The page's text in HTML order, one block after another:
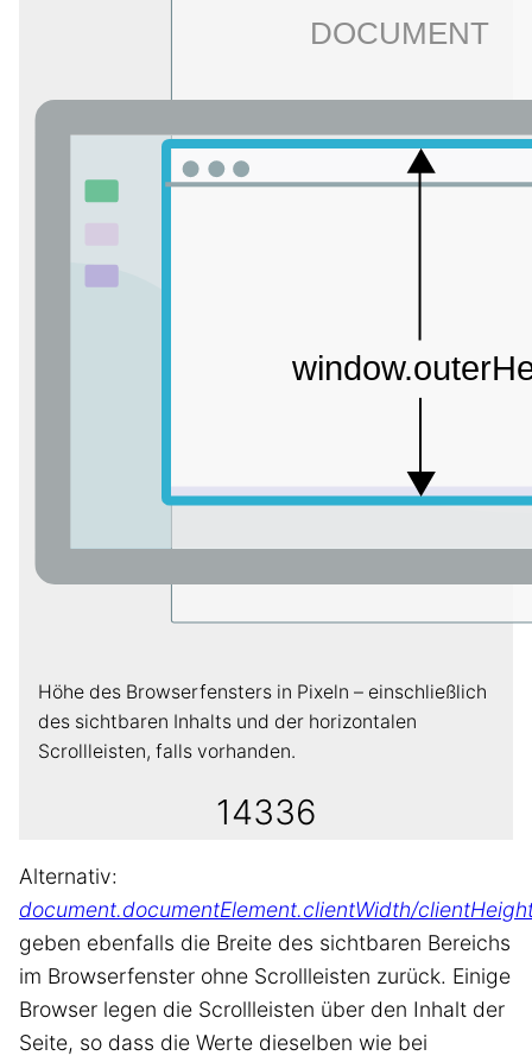
Höhe des Browserfensters in Pixeln – einschließlich
des sichtbaren Inhalts und der horizontalen
Scrollleisten, falls vorhanden.
14336
Alternativ:
document.documentElement.clientWidth/
geben ebenfalls die Breite des sichtbaren Bereichs
im Browserfenster ohne Scrollleisten zurück. Einige
Browser legen die Scrollleisten über den Inhalt der
Seite, so dass die Werte dieselben wie bei